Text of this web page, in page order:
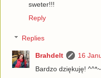
sweter!!!
Reply
Replies
Brahdelt
16
Bardzo dziękuję!